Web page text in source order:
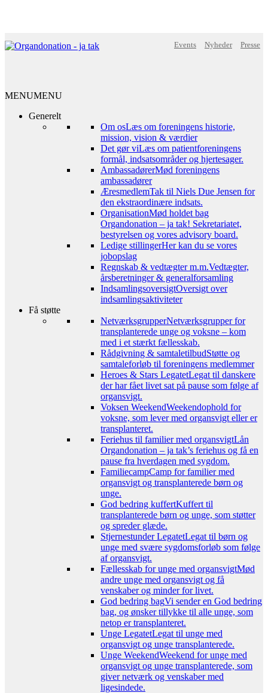
Events Nyheder Presse
MENUMENU
Generelt
Om osLæs om foreningens historie,
mission, vision & værdier
Det gør viLæs om patientforeningens
formål, indsatsområder og hjertesager.
AmbassadørerMød foreningens
ambassadører
ÆresmedlemTak til Niels Due Jensen for
den ekstraordinære indsats.
OrganisationMød holdet bag
Organdonation – ja tak! Sekretariatet,
bestyrelsen og vores advisory board.
Ledige stillingerHer kan du se vores
jobopslag
Regnskab & vedtægter m.m.Vedtægter,
årsberetninger & generalforsamling
IndsamlingsoversigtOversigt over
indsamlingsaktiviteter
Få støtte
NetværksgrupperNetværksgrupper for
transplanterede unge og voksne – kom
med i et stærkt fællesskab.
Rådgivning & samtaletilbudStøtte og
samtaleforløb til foreningens medlemmer
Heroes & Stars LegatetLegat til danskere
der har fået livet sat på pause som følge af
organsvigt.
Voksen WeekendWeekendophold for
voksne, som lever med organsvigt eller er
transplanteret.
Feriehus til familier med organsvigtLån
Organdonation – ja tak’s feriehus og få en
pause fra hverdagen med sygdom.
FamiliecampCamp for familier med
organsvigt og transplanterede børn og
unge.
God bedring kuffertKuffert til
transplanterede børn og unge, som støtter
og spreder glæde.
Stjernestunder LegatetLegat til børn og
unge med svære sygdomsforløb som følge
af organsvigt.
Fællesskab for unge med organsvigtMød
andre unge med organsvigt og få
venskaber og minder for livet.
God bedring bagVi sender en God bedring
bag, og ønsker tillykke til alle unge, som
netop er transplanteret.
Unge LegatetLegat til unge med
organsvigt og unge transplanterede.
Unge WeekendWeekend for unge med
organsvigt og unge transplanterede, som
giver netværk og venskaber med
ligesindede.